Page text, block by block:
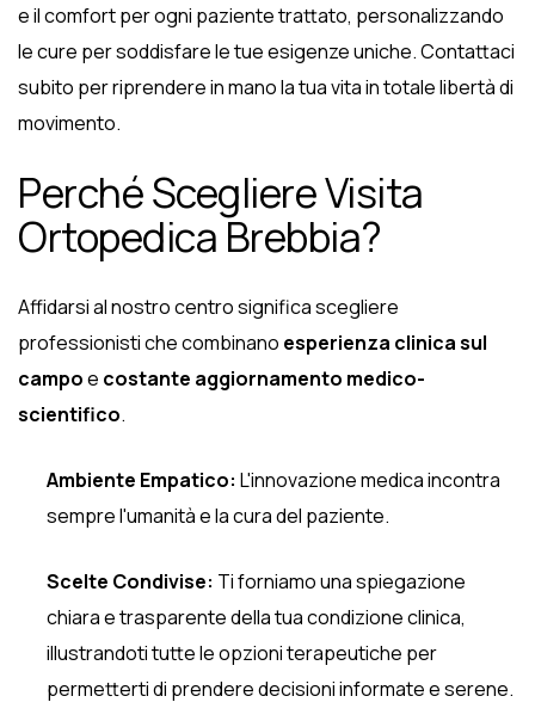
e il comfort per ogni paziente trattato, personalizzando
le cure per soddisfare le tue esigenze uniche. Contattaci
subito per riprendere in mano la tua vita in totale libertà di
movimento.
Perché Scegliere Visita
Ortopedica Brebbia?
Affidarsi al nostro centro significa scegliere
professionisti che combinano esperienza clinica sul
campoe costante aggiornamento medico-
scientifico.
Ambiente Empatico: L'innovazione medica incontra
sempre l'umanità e la cura del paziente.
Scelte Condivise: Ti forniamo una spiegazione
chiara e trasparente della tua condizione clinica,
illustrandoti tutte le opzioni terapeutiche per
permetterti di prendere decisioni informate e serene.